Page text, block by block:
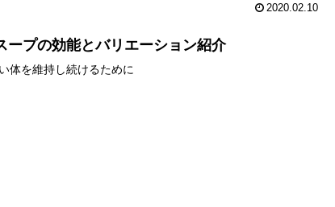
2020.02.10
ープの効能とバリエーション紹介
体を維持し続けるために